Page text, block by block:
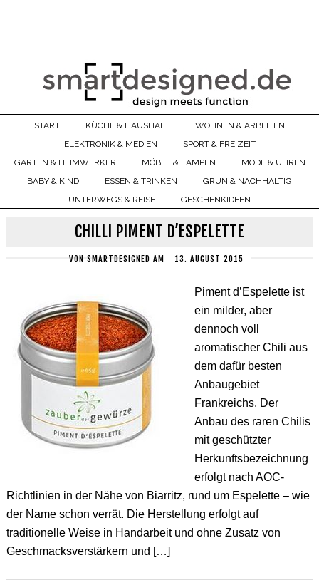
START KÜCHE & HAUSHALT
WOHNEN & ARBEITEN
ELEKTRONIK & MEDIEN
SPORT & FREIZEIT
GARTEN & HEIMWERKER
MÖBEL & LAMPEN
MODE & UHREN
BABY & KIND
ESSEN & TRINKEN
GRÜN & NACHHALTIG
UNTERWEGS & REISE
GESCHENKIDEEN
CHILLI PIMENT D’ESPELETTE
VON SMARTDESIGNED AM 13. AUGUST 2015
Piment d’Espelette ist
ein milder, aber
dennoch voll
aromatischer Chili aus
dem dafür besten
Anbaugebiet
Frankreichs. Der
Anbau des raren Chilis
mit geschützter
Herkunftsbezeichnung
erfolgt nach AOC-
Richtlinien in der Nähe von Biarritz, rund um Espelette – wie
der Name schon verrät. Die Herstellung erfolgt auf
traditionelle Weise in Handarbeit und ohne Zusatz von
Geschmacksverstärkern und […]